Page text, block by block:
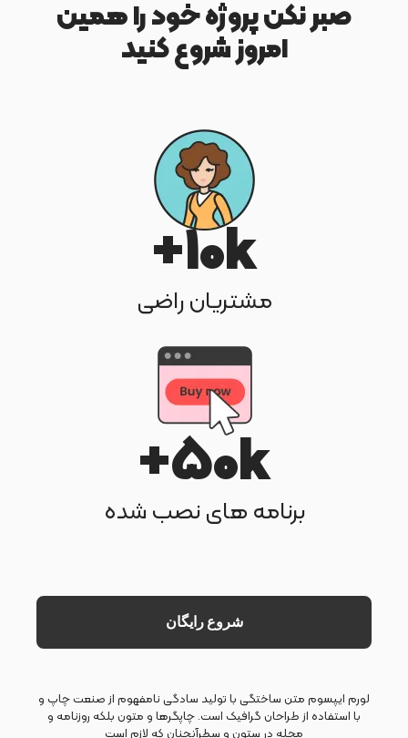
صبر نکن پروژه خود را همین
امروز شروع کنید
10k+
مشتریان راضی
50k+
برنامه های نصب شده
شروع رایگان
لورم ایپسوم متن ساختگی با تولید سادگی نامفهوم از صنعت چاپ و
با استفاده از طراحان گرافیک است. چاپگرها و متون بلکه روزنامه و
مجله در ستون و سطرآنچنان که لازم است